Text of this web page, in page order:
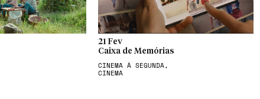
21 Fev
Caixa de Memórias
CINEMA À SEGUNDA,
CINEMA